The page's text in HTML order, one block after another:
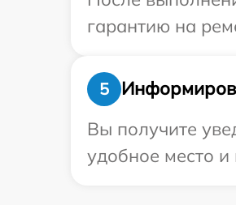
гарантию на
5
Вы получите
удобное место и